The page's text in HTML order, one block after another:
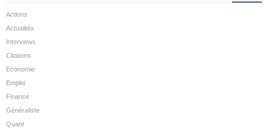
Actions
Actualités
Interviews
Citations
Economie
Emploi
Finance
Généraliste
Quant